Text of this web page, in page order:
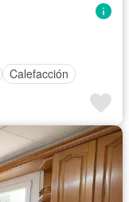
Calefacción